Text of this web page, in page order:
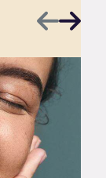
前へ次へ